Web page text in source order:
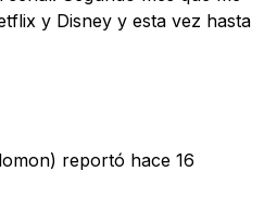
y Disney y esta vez hasta
reportó hace 16